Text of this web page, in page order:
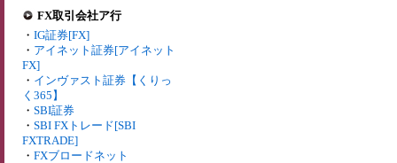
FX取引会社ア行
・ IG証券[FX]
・ アイネット証券[アイネット
FX]
・ インヴァスト証券【くりっ
く365】
・ SBI証券
・ SBI FXトレード[SBI
FXTRADE]
・ FXブロードネット